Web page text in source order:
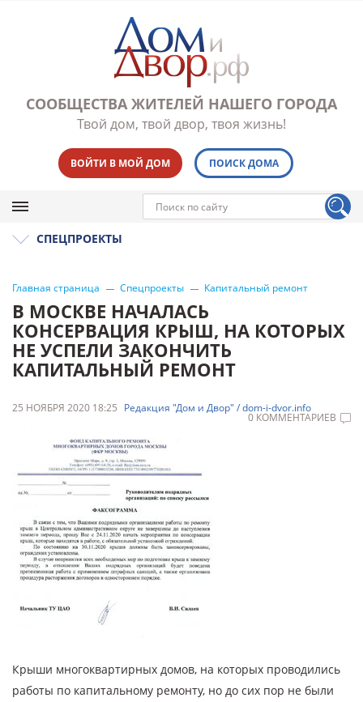
СООБЩЕСТВА ЖИТЕЛЕЙ НАШЕГО ГОРОДА
Твой дом, твой двор, твоя жизнь!
ВОЙТИ В МОЙ ДОМ ПОИСК ДОМА
СПЕЦПРОЕКТЫ
Главная страница Спецпроекты Капитальный ремонт
В МОСКВЕ НАЧАЛАСЬ
КОНСЕРВАЦИЯ КРЫШ, НА КОТОРЫХ
НЕ УСПЕЛИ ЗАКОНЧИТЬ
КАПИТАЛЬНЫЙ РЕМОНТ
25 НОЯБРЯ 2020 18:25 Редакция "Дом и Двор" / dom-i-dvor.info
0 КОММЕНТАРИЕВ
Крыши многоквартирных домов, на которых проводились
работы по капитальному ремонту, но до сих пор не были